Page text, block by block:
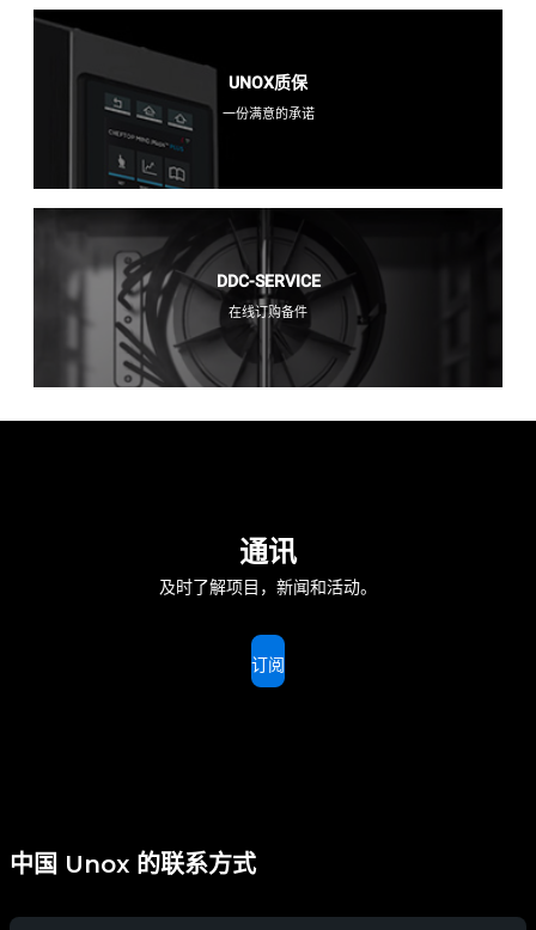
UNOX质保
一份满意的承诺
DDC-SERVICE
在线订购备件
通讯
及时了解项目，新闻和活动。
订阅
中国 Unox 的联系方式